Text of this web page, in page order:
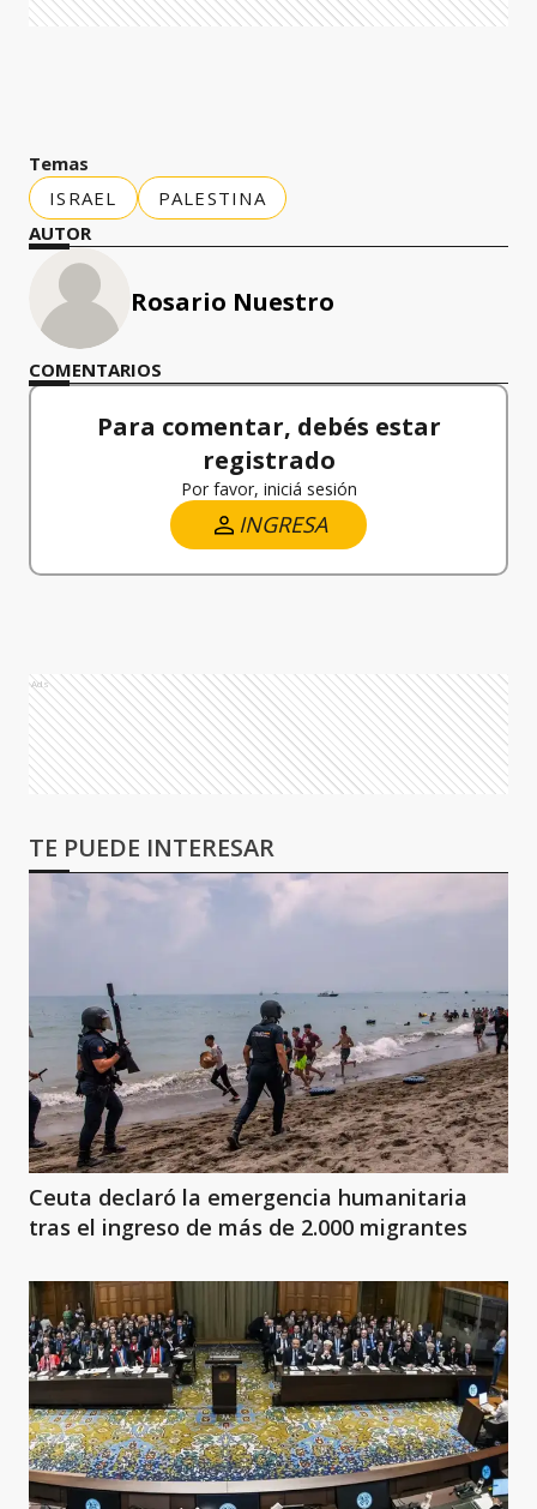
Temas
ISRAEL
PALESTINA
AUTOR
Rosario Nuestro
COMENTARIOS
Para comentar, debés estar
registrado
Por favor, iniciá sesión
INGRESA
Ads
TE PUEDE INTERESAR
Ceuta declaró la emergencia humanitaria
tras el ingreso de más de 2.000 migrantes